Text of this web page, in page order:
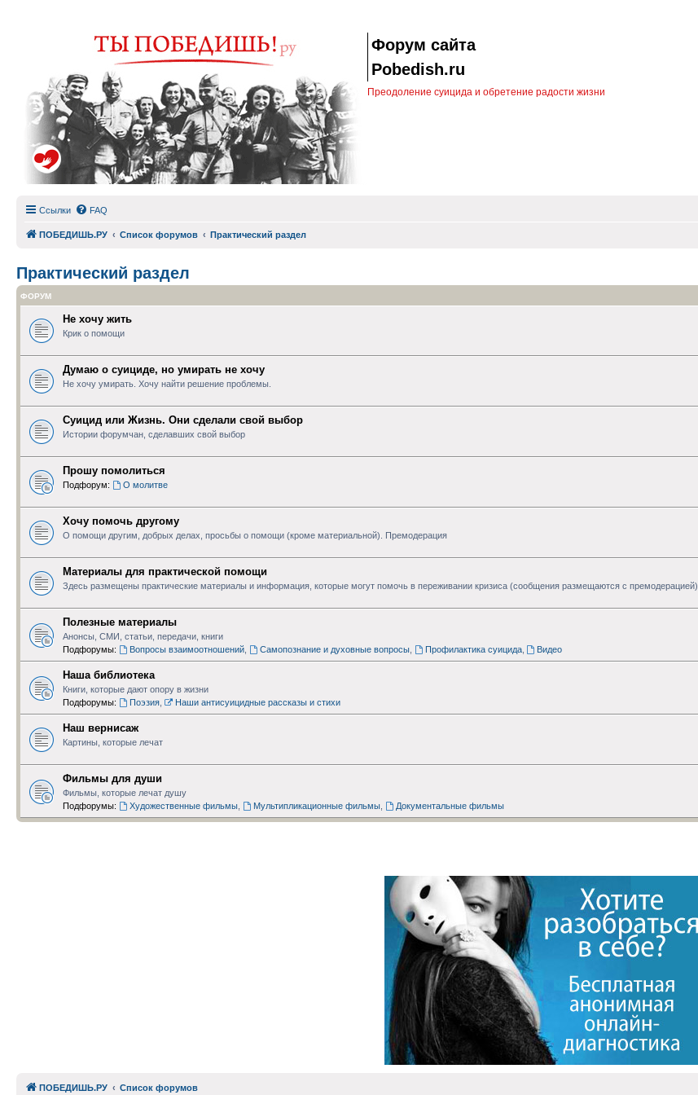
Форум сайта
Pobedish.ru
Преодоление суицида и обретение радости жизни
Ссылки FAQ
ПОБЕДИШЬ.РУ Список форумов Практический раздел
Практический раздел
ФОРУМ
Не хочу жить
Крик о помощи
Думаю о суициде, но умирать не хочу
Не хочу умирать. Хочу найти решение проблемы.
Суицид или Жизнь. Они сделали свой выбор
Истории форумчан, сделавших свой выбор
Прошу помолиться
Подфорум: О молитве
Хочу помочь другому
О помощи другим, добрых делах, просьбы о помощи (кроме материальной). Премодерация
Материалы для практической помощи
Здесь размещены практические материалы и информация, которые могут помочь в переживании кризиса (сообщения размещаются с премодерацией)
Полезные материалы
Анонсы, СМИ, статьи, передачи, книги
Подфорумы:
Вопросы взаимоотношений, Самопознание и духовные вопросы, Профилактика суицида, Видео
Наша библиотека
Книги, которые дают опору в жизни
Подфорумы:
Поэзия, Наши антисуицидные рассказы и стихи
Наш вернисаж
Картины, которые лечат
Фильмы для души
Фильмы, которые лечат душу
Подфорумы:
Художественные фильмы, Мультипликационные фильмы, Документальные фильмы
ПОБЕДИШЬ.РУ Список форумов